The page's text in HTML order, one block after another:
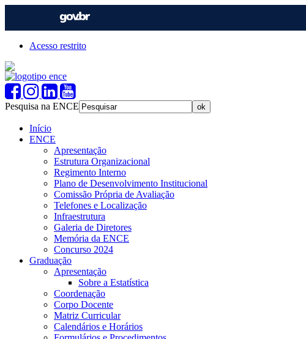
Acesso restrito
Pesquisa na ENCE
Início
ENCE
Apresentação
Estrutura Organizacional
Regimento Interno
Plano de Desenvolvimento Institucional
Comissão Própria de Avaliação
Telefones e Localização
Infraestrutura
Galeria de Diretores
Memória da ENCE
Concurso 2024
Graduação
Apresentação
Sobre a Estatística
Coordenação
Corpo Docente
Matriz Curricular
Calendários e Horários